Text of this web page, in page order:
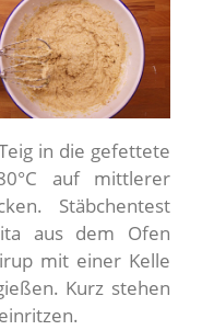
in die gefettete
auf mittlerer
Stäbchentest
aus dem Ofen
mit einer Kelle
Kurz stehen